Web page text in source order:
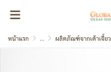
หน้าแรก ... ผลิตภัณฑ์จากเต้าเจี้ยว